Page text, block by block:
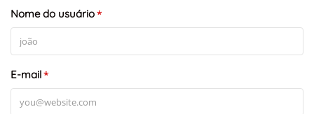
Nome do usuário*
E-mail*